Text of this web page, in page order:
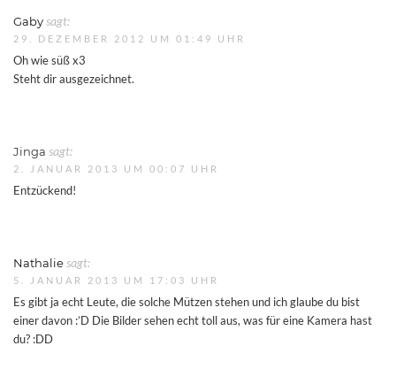
Gabysagt:
29. DEZEMBER 2012 UM 01:49 UHR
Oh wie süß x3
Steht dir ausgezeichnet.
Jinga sagt:
2. JANUAR 2013 UM 00:07 UHR
Entzückend!
Nathaliesagt:
5. JANUAR 2013 UM 17:03 UHR
Es gibt ja echt Leute, die solche Mützen stehen und ich glaube du bist
einer davon :’D Die Bilder sehen echt toll aus, was für eine Kamera hast
du? :DD